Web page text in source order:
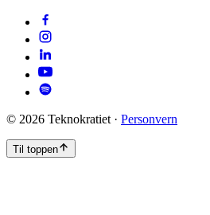
© 2026 Teknokratiet · Personvern
Til toppen